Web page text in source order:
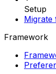
Setup
Migrate
Framework